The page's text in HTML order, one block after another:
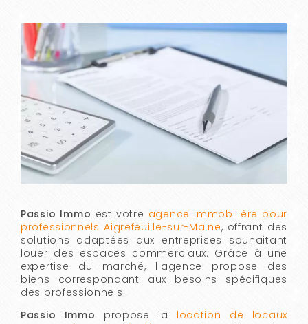
Passio Immo est votre agence immobilière pour
professionnels Aigrefeuille-sur-Maine, offrant des
solutions adaptées aux entreprises souhaitant
louer des espaces commerciaux. Grâce à une
expertise du marché, l'agence propose des
biens correspondant aux besoins spécifiques
des professionnels.
Passio Immo propose la location de locaux